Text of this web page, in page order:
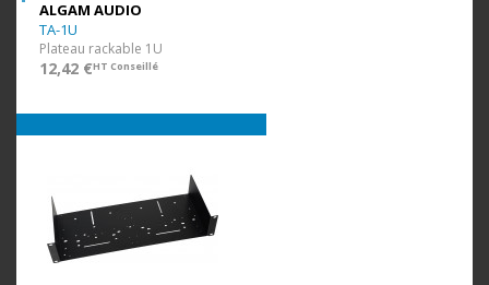
ALGAM AUDIO
TA-1U
Plateau rackable 1U
12,42 €HT Conseillé